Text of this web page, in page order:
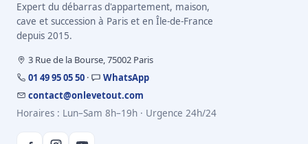
Expert du débarras d'appartement, maison,
cave et succession à Paris et en Île-de-France
depuis 2015.
3 Rue de la Bourse, 75002 Paris
01 49 95 05 50 ·
WhatsApp
contact@onlevetout.com
Horaires : Lun–Sam 8h–19h · Urgence 24h/24